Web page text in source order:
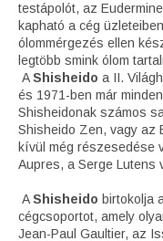
testápolót, az
kapható a cég
ólommérgezés ellen
legtöbb smink ólom
AShisheido a II.
és 1971-ben már
Shisheidonak számos
Shisheido Zen, vagy az
kívül még részesedése
Aupres, a Serge Lutens
AShisheido birtokolja
cégcsoportot, amely
Jean-Paul Gaultier, az